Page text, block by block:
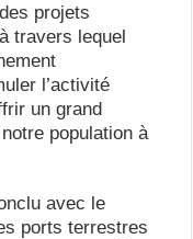
projets
travers lequel
l’activité
un grand
population à
avec le
ports terrestres